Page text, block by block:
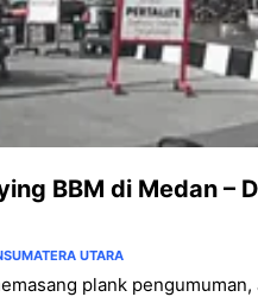
BBM di Medan –
SUMATERA UTARA
plank